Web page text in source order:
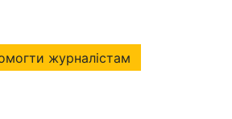
журналістам